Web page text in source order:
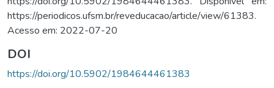
https://periodicos.ufsm.br/reveducacao/article/view/61383.
Acesso em: 2022-07-20
DOI
https://doi.org/10.5902/1984644461383